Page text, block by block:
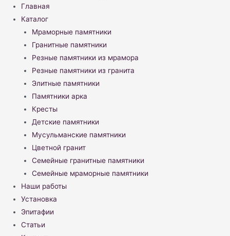
Меню
Главная
Каталог
Мраморные памятники
Гранитные памятники
Резные памятники из мрамора
Резные памятники из гранита
Элитные памятники
Памятники арка
Кресты
Детские памятники
Мусульманские памятники
Цветной гранит
Семейные гранитные памятники
Семейные мраморные памятники
Наши работы
Установка
Эпитафии
Статьи